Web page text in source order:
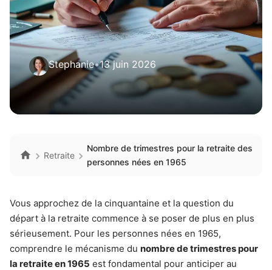
Stephanie•13 juin 2026
Retraite
Nombre de trimestres pour la retraite des
personnes nées en 1965
Vous approchez de la cinquantaine et la question du
départ à la retraite commence à se poser de plus en plus
sérieusement. Pour les personnes nées en 1965,
comprendre le mécanisme du nombre de trimestres pour
la retraite en 1965 est fondamental pour anticiper au